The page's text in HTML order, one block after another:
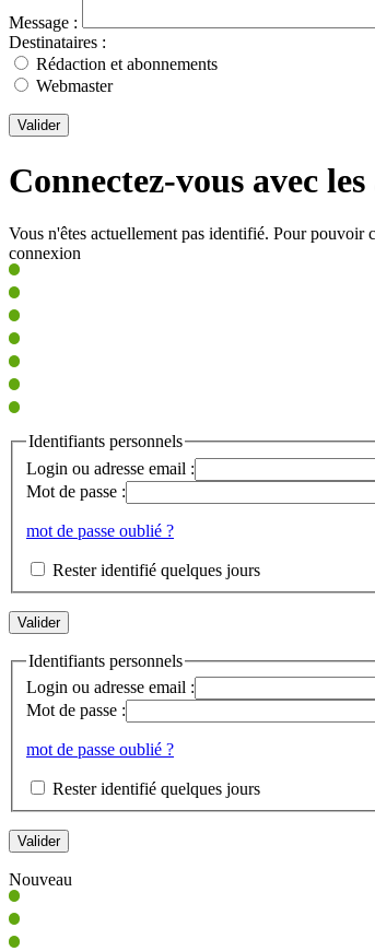
Message :
Destinataires :
Rédaction et abonnements
Webmaster
Valider
Connectez-vous avec les
Vous n'êtes actuellement pas identifié. Pour pouvoir
connexion
Identifiants personnels
Login ou adresse email :
Mot de passe :
mot de passe oublié ?
Rester identifié quelques jours
Identifiants personnels
Login ou adresse email :
Mot de passe :
mot de passe oublié ?
Rester identifié quelques jours
Nouveau